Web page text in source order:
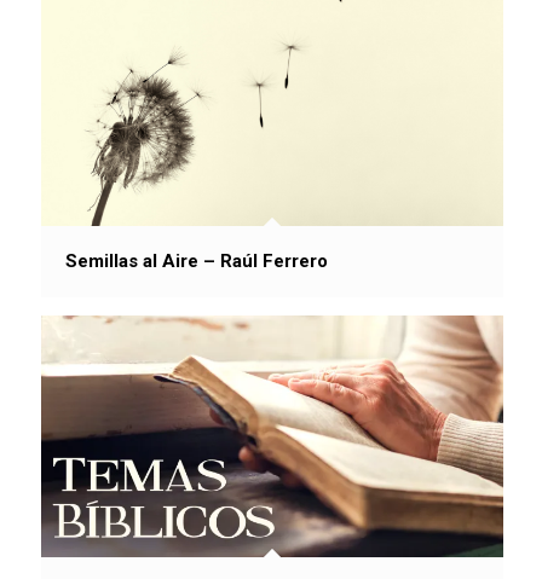
Semillas al Aire – Raúl Ferrero